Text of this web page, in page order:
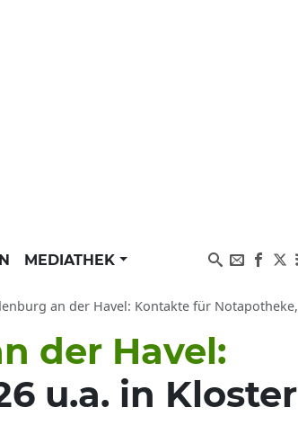
MEDIATHEK
Kontakte für Notapotheke, Notfallpraxis mit Bereitschaft
der Havel:
u.a. in Kloster